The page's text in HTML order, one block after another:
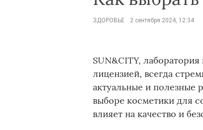
ЗДОРОВЬЕ 2 сентября 2024, 12:34
SUN&CITY,
лицензией, всегда
актуальные и полезные
выборе косметики для
влияет на качество и